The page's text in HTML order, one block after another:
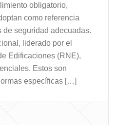
obligatorio,
como referencia
de seguridad adecuadas.
liderado por el
Edificaciones (RNE),
Estos son
específicas […]